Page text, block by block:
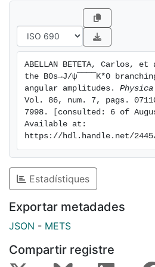
ABELLAN BETETA, Carlos,
the B0s→J/ψ¯¯¯¯K*0
angular amplitudes.
Vol. 86, num. 7, pags.
7998. [consulted: 6 of
Available at:
https://hdl.handle.net/2445/
Estadístiques
Exportar metadades
JSON - METS
Compartir registre